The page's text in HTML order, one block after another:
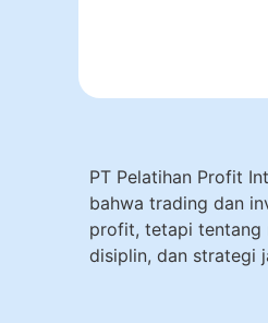
PT Pelatihan Profit
bahwa trading dan
profit, tetapi tentang
disiplin, dan strategi